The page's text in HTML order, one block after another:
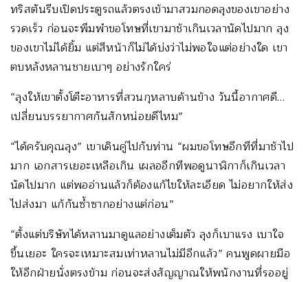
ทริสตันรีบเปิดประตูรถแล้วตรงเข้ามาสวมกอดลุงของเขาอย่าง
รวดเร็ว ก่อนจะพึมพำขอโทษที่เขามาช้าเกินเวลานัดไปมาก ลุง
ของเขาไม่ได้ยิ้ม แต่สีหน้าก็ไม่ได้บ่งว่าไม่พอใจแต่อย่างใด เขา
ตบหลังหลานชายเบาๆ อย่างรักใคร่
“ลุงให้เขาตั้งโต๊ะอาหารที่สวนกุหลาบด้านข้าง วันนี้อากาศดี…
เปลี่ยนบรรยากาศกันสักหน่อยดีไหม”
“ได้ครับคุณลุง” เขาเดินคู่ไปกับท่าน “ผมขอโทษอีกทีที่มาช้าไป
มาก เอกสารเยอะเหลือเกิน เผลออีกทีพอดูนาฬิกาก็เกินเวลา
นัดไปมาก แต่พออ่านแล้วก็ต้องแก้ไขให้ละเอียด ไม่อยากให้ส่ง
ไปส่งมา แก้กันซ้ำซากอย่างแต่ก่อน”
“ตั้งแต่บริษัทได้หลานมาดูแลอย่างเต็มตัว ลุงก็เบาแรง เบาใจ
ขึ้นเยอะ ใครจะเหมาะสมเท่าหลานไม่มีอีกแล้ว” คนพูดผายมือ
ให้อีกฝ่ายนั่งตรงข้าม ก่อนจะส่งสัญญาณให้พนักงานที่รออยู่